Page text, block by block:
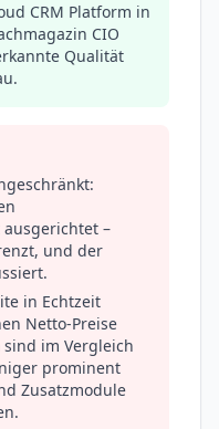
CRM Platform in
CIO
Qualität
–
und der
in Echtzeit
Netto-Preise
sind im Vergleich
prominent
Zusatzmodule